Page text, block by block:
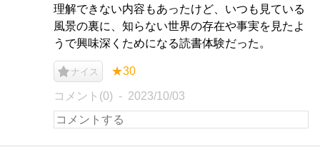
理解できない内容もあったけど、いつも見ている
風景の裏に、知らない世界の存在や事実を見たよ
うで興味深くためになる読書体験だった。
ナイス ★30
コメント(0) 2023/10/03